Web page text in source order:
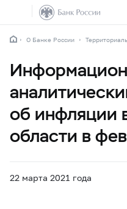
О Банке России
об инфляции
области в
22 марта 2021 года